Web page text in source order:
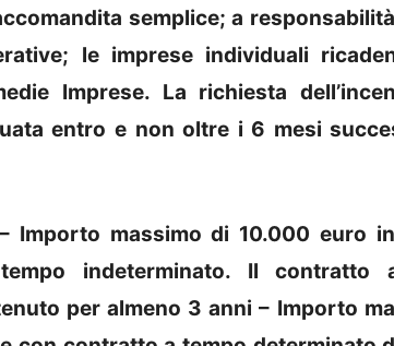
semplice; a
le imprese individuali
Imprese. La richiesta
entro e non oltre i 6 mesi
Importo massimo di 10.000 euro
indeterminato. Il contratto
per almeno 3 anni – Importo